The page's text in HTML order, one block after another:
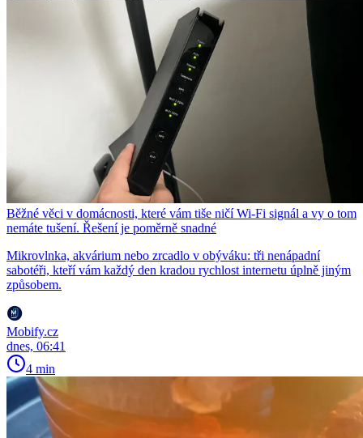
Běžné věci v domácnosti, které vám tiše ničí Wi-Fi signál a vy o tom
nemáte tušení. Řešení je poměrně snadné
Mikrovlnka, akvárium nebo zrcadlo v obýváku: tři nenápadní
sabotéři, kteří vám každý den kradou rychlost internetu úplně jiným
způsobem.
Mobify.cz
dnes, 06:41
4 min